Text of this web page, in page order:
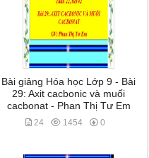
Bài giảng Hóa học Lớp 9 - Bài
29: Axit cacbonic và muối
cacbonat - Phan Thị Tư Em
24 1454 0